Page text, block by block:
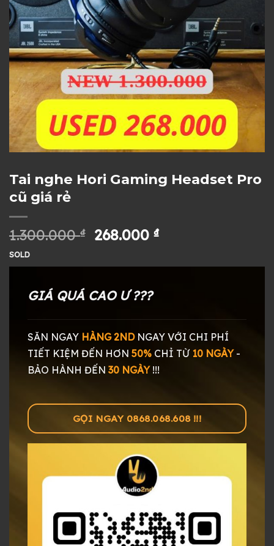
Tai nghe Hori Gaming Headset Pro
cũ giá rẻ
1.300.000₫
Giá
là:
268.000₫Giá
tại
SOLD
GIÁ QUÁ CAO Ư ???
SĂN NGAY HÀNG 2NDNGAY VỚI CHI PHÍ
TIẾT KIỆM ĐẾN HƠN 50% CHỈ TỪ 10 NGÀY-
BẢO HÀNH ĐẾN 30 NGÀY!!!
GỌI NGAY 0868.068.608 !!!